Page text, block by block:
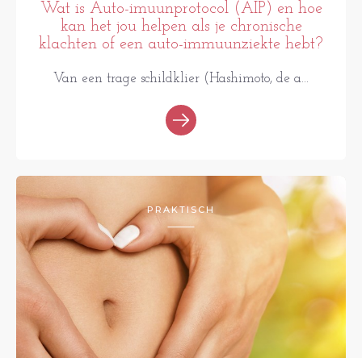
Wat is Auto-imuunprotocol (AIP) en hoe
kan het jou helpen als je chronische
klachten of een auto-immuunziekte hebt?
Van een trage schildklier (Hashimoto, de a...
PRAKTISCH